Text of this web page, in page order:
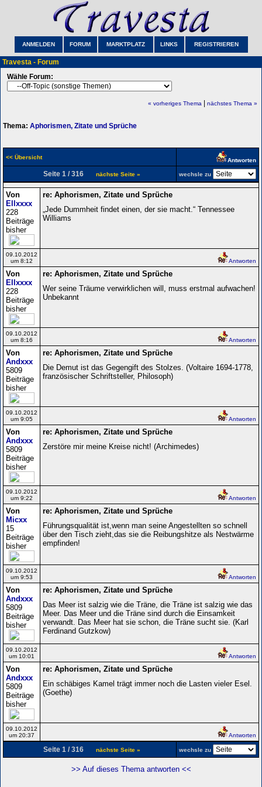
ANMELDEN FORUM MARKTPLATZ LINKS REGISTRIEREN
Travesta - Forum
Wähle Forum:
« vorheriges Thema nächstes Thema »
Thema: Aphorismen, Zitate und Sprüche
<< Übersicht Antworten
Seite 1 / 316 nächste Seite » wechsle zu
Von
Ellxxxx
228
Beiträge
bisher
re: Aphorismen, Zitate und Sprüche
„Jede Dummheit findet einen, der sie macht.“ Tennessee
Williams
09.10.2012
um 8:12
Antworten
Von
Ellxxxx
228
Beiträge
bisher
re: Aphorismen, Zitate und Sprüche
Wer seine Träume verwirklichen will, muss erstmal aufwachen!
Unbekannt
09.10.2012
um 8:16
Antworten
Von
Andxxx
5809
Beiträge
bisher
re: Aphorismen, Zitate und Sprüche
Die Demut ist das Gegengift des Stolzes. (Voltaire 1694-1778,
französischer Schriftsteller, Philosoph)
09.10.2012
um 9:05
Antworten
Von
Andxxx
5809
Beiträge
bisher
re: Aphorismen, Zitate und Sprüche
Zerstöre mir meine Kreise nicht! (Archimedes)
09.10.2012
um 9:22
Antworten
Von
Micxx
15
Beiträge
bisher
re: Aphorismen, Zitate und Sprüche
Führungsqualität ist,wenn man seine Angestellten so schnell
über den Tisch zieht,das sie die Reibungshitze als Nestwärme
empfinden!
09.10.2012
um 9:53
Antworten
Von
Andxxx
5809
Beiträge
bisher
re: Aphorismen, Zitate und Sprüche
Das Meer ist salzig wie die Träne, die Träne ist salzig wie das
Meer. Das Meer und die Träne sind durch die Einsamkeit
verwandt. Das Meer hat sie schon, die Träne sucht sie. (Karl
Ferdinand Gutzkow)
09.10.2012
um 10:01
Antworten
Von
Andxxx
5809
Beiträge
bisher
re: Aphorismen, Zitate und Sprüche
Ein schäbiges Kamel trägt immer noch die Lasten vieler Esel.
(Goethe)
09.10.2012
um 20:37
Antworten
Seite 1 / 316 nächste Seite » wechsle zu
>> Auf dieses Thema antworten <<